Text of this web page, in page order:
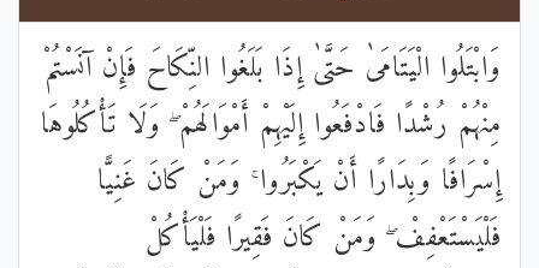
وَابْتَلُوا الْيَتَامَىٰ حَتَّىٰ إِذَا بَلَغُوا النِّكَاحَ فَإِنْ آنَسْتُمْ
مِنْهُمْ رُشْدًا فَادْفَعُوا إِلَيْهِمْ أَمْوَالَهُمْ ۖ وَلَا تَأْكُلُوهَا
إِسْرَافًا وَبِدَارًا أَنْ يَكْبَرُوا ۚ وَمَنْ كَانَ غَنِيًّا
فَلْيَسْتَعْفِفْ ۖ وَمَنْ كَانَ فَقِيرًا فَلْيَأْكُلْ